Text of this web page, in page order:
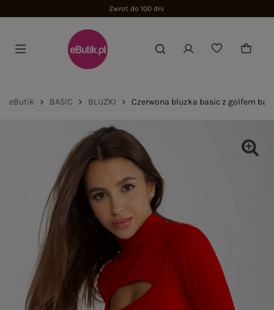
Zwrot do 100 dni
eButik BASIC BLUZKI Czerwona bluzka basic z golfem